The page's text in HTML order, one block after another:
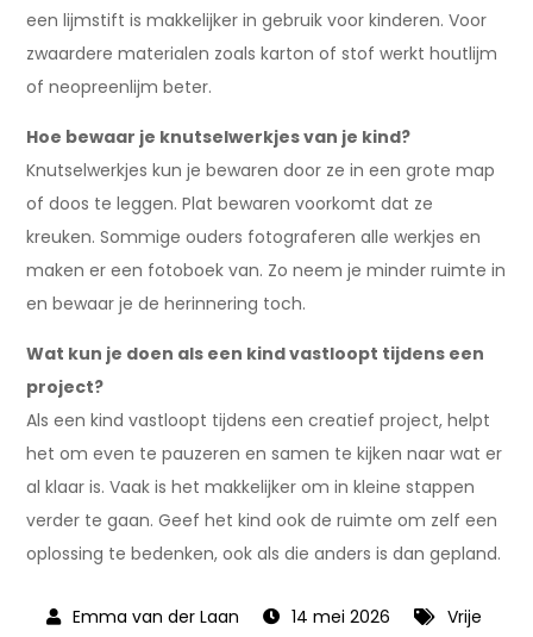
een lijmstift is makkelijker in gebruik voor kinderen. Voor
zwaardere materialen zoals karton of stof werkt houtlijm
of neopreenlijm beter.
Hoe bewaar je knutselwerkjes van je kind?
Knutselwerkjes kun je bewaren door ze in een grote map
of doos te leggen. Plat bewaren voorkomt dat ze
kreuken. Sommige ouders fotograferen alle werkjes en
maken er een fotoboek van. Zo neem je minder ruimte in
en bewaar je de herinnering toch.
Wat kun je doen als een kind vastloopt tijdens een
project?
Als een kind vastloopt tijdens een creatief project, helpt
het om even te pauzeren en samen te kijken naar wat er
al klaar is. Vaak is het makkelijker om in kleine stappen
verder te gaan. Geef het kind ook de ruimte om zelf een
oplossing te bedenken, ook als die anders is dan gepland.
14 mei 2026
Vrije